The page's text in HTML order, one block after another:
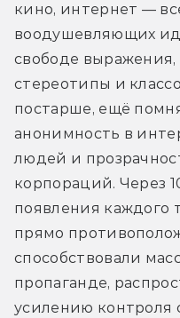
кино, интернет —
воодушевляющих
свободе
стереотипы и
постарше, ещё
анонимность в
людей и
корпораций. Через
появления каждого
прямо
способствовали
пропаганде,
усилению контроля